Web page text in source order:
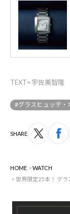
TEXT=宇佐美智隆
#グラスヒュッテ・
SHARE
HOME
WATCH
世界限定25本！ グ